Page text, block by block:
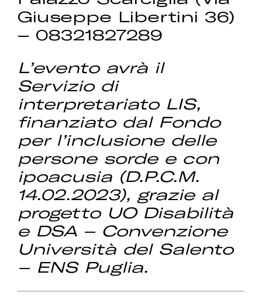
Giuseppe Libertini 36)
– 08321827289
L’evento avrà il
Servizio di
interpretariato LIS,
finanziato dal Fondo
per l’inclusione delle
persone sorde e con
ipoacusia (D.P.C.M.
14.02.2023), grazie al
progetto UO Disabilità
e DSA – Convenzione
Università del Salento
– ENS Puglia.